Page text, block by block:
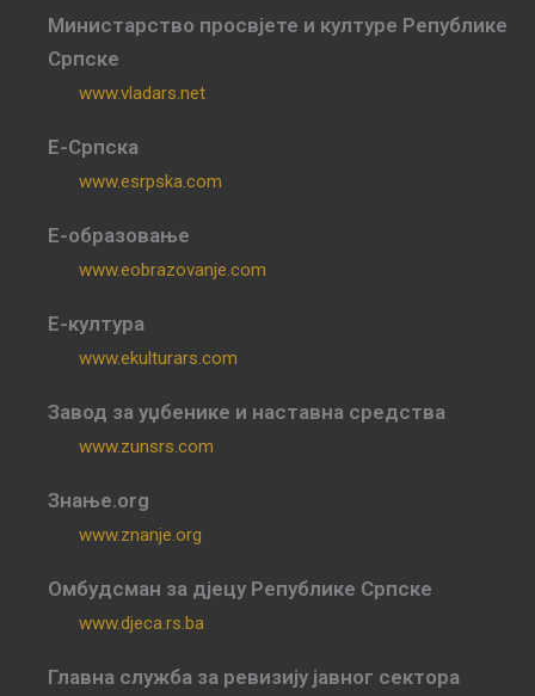
Министарство просвјете и културе Републике
Српске
www.vladars.net
Е-Српска
www.esrpska.com
Е-образовање
www.eobrazovanje.com
Е-култура
www.ekulturars.com
Завод за уџбенике и наставна средства
www.zunsrs.com
Знање.org
www.znanje.org
Омбудсман за дјецу Републике Српске
www.djeca.rs.ba
Главна служба за ревизију јавног сектора